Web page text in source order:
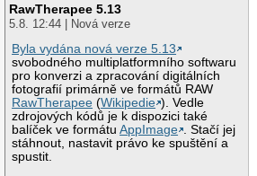
RawTherapee 5.13
5.8. 12:44 | Nová verze
Byla vydána nová verze 5.13
svobodného multiplatformního softwaru
pro konverzi a zpracování digitálních
fotografií primárně ve formátů RAW
RawTherapee (Wikipedie ). Vedle
zdrojových kódů je k dispozici také
balíček ve formátuAppImage . Stačí jej
stáhnout, nastavit právo ke spuštění a
spustit.